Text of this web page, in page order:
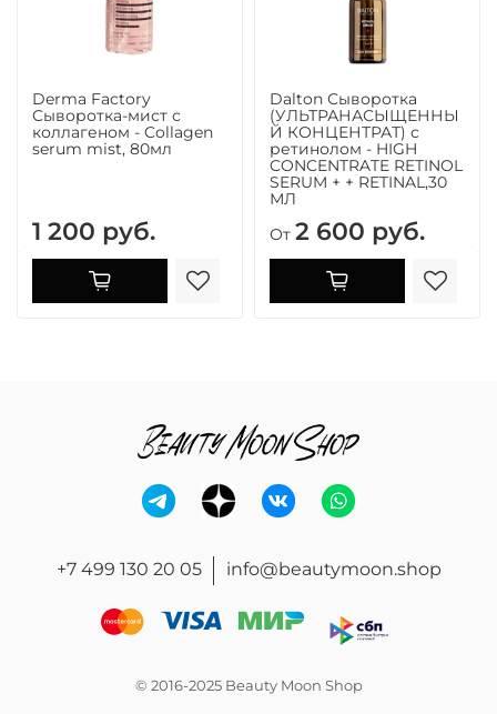
Derma Factory
Сыворотка-мист с
коллагеном - Collagen
serum mist, 80мл
1 200 руб.
Dalton Сыворотка
(УЛЬТРАНАСЫЩЕННЫ
Й КОНЦЕНТРАТ) с
ретинолом - HIGH
CONCENTRATE RETINOL
SERUM + + RETINAL,30
МЛ
От 2 600 руб.
+7 499 130 20 05 info@beautymoon.shop
© 2016-2025 Beauty Moon Shop